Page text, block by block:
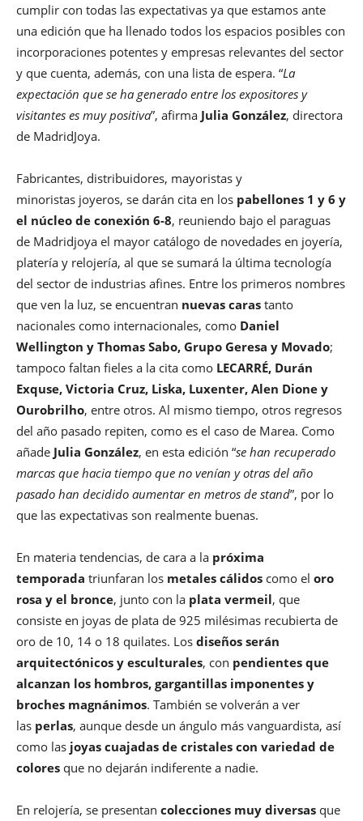
cumplir con todas las expectativas ya que estamos ante
una edición que ha llenado todos los espacios posibles con
incorporaciones potentes y empresas relevantes del sector
y que cuenta, además, con una lista de espera. “La
expectación que se ha generado entre los expositores y
visitantes es muy positiva”, afirma Julia González, directora
de MadridJoya.
Fabricantes, distribuidores, mayoristas y
minoristas joyeros, se darán cita en los pabellones 1 y 6 y
el núcleo de conexión 6-8, reuniendo bajo el paraguas
de Madridjoya el mayor catálogo de novedades en joyería,
platería y relojería, al que se sumará la última tecnología
del sector de industrias afines. Entre los primeros nombres
que ven la luz, se encuentran nuevas caras tanto
nacionales como internacionales, como Daniel
Wellington y Thomas Sabo, Grupo Geresa y Movado;
tampoco faltan fieles a la cita como LECARRÉ, Durán
Exquse, Victoria Cruz, Liska, Luxenter, Alen Dione y
Ourobrilho, entre otros. Al mismo tiempo, otros regresos
del año pasado repiten, como es el caso de Marea. Como
añade Julia González, en esta edición “se han recuperado
marcas que hacia tiempo que no venían y otras del año
pasado han decidido aumentar en metros de stand”, por lo
que las expectativas son realmente buenas.
En materia tendencias, de cara a la próxima
temporada triunfaran los metales cálidos como el oro
rosa y el bronce, junto con la plata vermeil, que
consiste en joyas de plata de 925 milésimas recubierta de
oro de 10, 14 o 18 quilates. Los diseños serán
arquitectónicos y esculturales, con pendientes que
alcanzan los hombros, gargantillas imponentes y
broches magnánimos. También se volverán a ver
las perlas, aunque desde un ángulo más vanguardista, así
como las joyas cuajadas de cristales con variedad de
colores que no dejarán indiferente a nadie.
En relojería, se presentan colecciones muy diversas que